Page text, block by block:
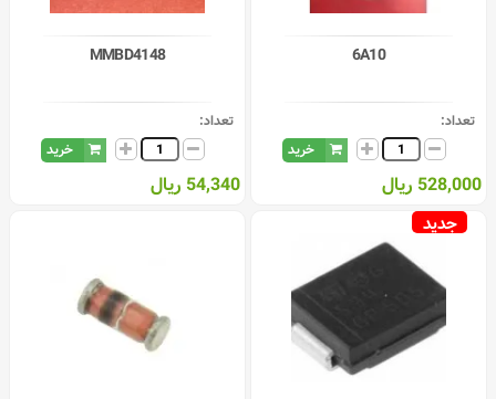
6A10
تعداد:
خرید
528,000 ریال
MMBD4148
تعداد:
خرید
54,340 ریال
جدید